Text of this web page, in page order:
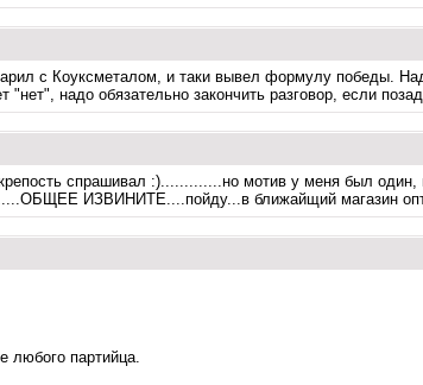
с Коуксметалом, и таки вывел формулу победы.
"нет", надо обязательно закончить разговор, если
спрашивал :).............но мотив у меня был
ИЗВИНИТЕ....пойду...в ближайщий магазин
любого партийца.